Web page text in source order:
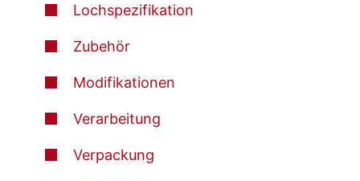
Lochspezifikation
Zubehör
Modifikationen
Verarbeitung
Verpackung